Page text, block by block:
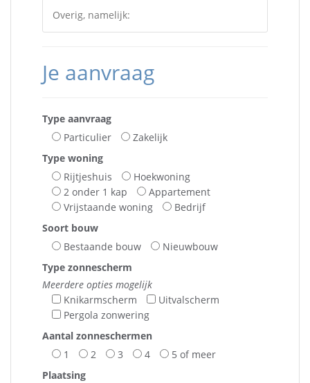
Je aanvraag
Type aanvraag
Particulier
Zakelijk
Type woning
Rijtjeshuis
Hoekwoning
2 onder 1 kap
Appartement
Vrijstaande woning
Bedrijf
Soort bouw
Bestaande bouw
Nieuwbouw
Type zonnescherm
Meerdere opties mogelijk
Knikarmscherm
Uitvalscherm
Pergola zonwering
Aantal zonneschermen
1
2 3 4
5 of meer
Plaatsing